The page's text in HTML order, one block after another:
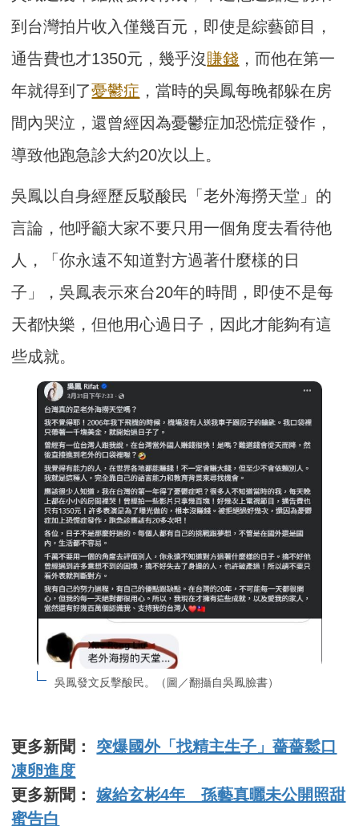
到台灣拍片收入僅幾百元，即使是綜藝節目，
通告費也才1350元，幾乎沒賺錢 ，而他在第一
年就得到了憂鬱症 ，當時的吳鳳每晚都躲在房
間內哭泣，還曾經因為憂鬱症加恐慌症發作，
導致他跑急診大約20次以上。
吳鳳以自身經歷反駁酸民「老外海撈天堂」的
言論，他呼籲大家不要只用一個角度去看待他
人，「你永遠不知道對方過著什麼樣的日
子」，吳鳳表示來台20年的時間，即使不是每
天都快樂，但他用心過日子，因此才能夠有這
些成就。
吳鳳發文反擊酸民。（圖／翻攝自吳鳳臉書）
更多新聞： 突爆國外「找精主生子」薔薔鬆口
凍卵進度
更多新聞：嫁給玄彬4年 孫藝真曬未公開照甜
蜜告白